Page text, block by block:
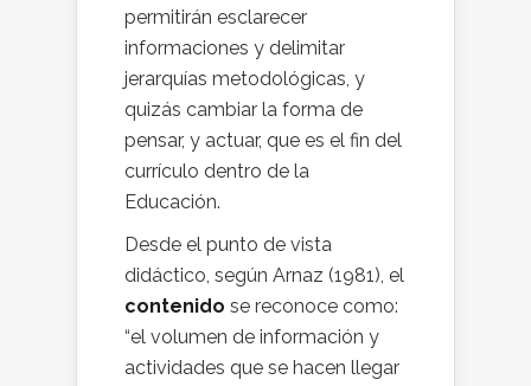
permitirán esclarecer
informaciones y delimitar
jerarquías metodológicas, y
quizás cambiar la forma de
pensar, y actuar, que es el fin del
currículo dentro de la
Educación.
Desde el punto de vista
didáctico, según Arnaz (1981), el
contenido se reconoce como:
“el volumen de información y
actividades que se hacen llegar